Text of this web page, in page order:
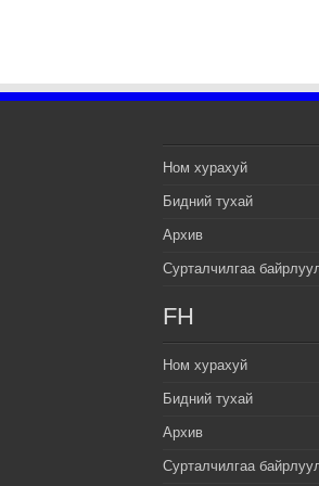
Ном хурахуй
Бидний тухай
Архив
Сурталчилгаа
FH
Ном хурахуй
Бидний тухай
Архив
Сурталчилгаа